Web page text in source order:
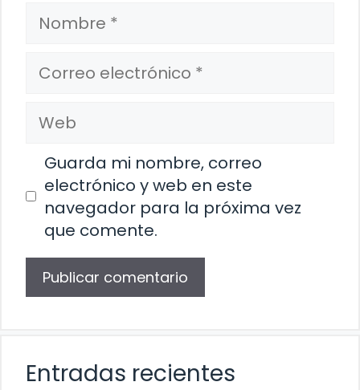
Nombre
Correo
electrónico
Web
Guarda mi nombre, correo
electrónico y web en este
navegador para la próxima vez
que comente.
Entradas recientes